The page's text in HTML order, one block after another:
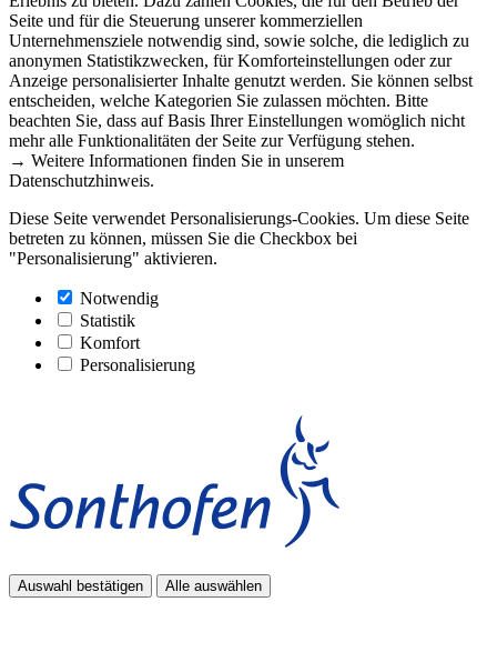
Seite und für die Steuerung unserer kommerziellen
Unternehmensziele notwendig sind, sowie solche, die lediglich zu
anonymen Statistikzwecken, für Komforteinstellungen oder zur
Anzeige personalisierter Inhalte genutzt werden. Sie können selbst
entscheiden, welche Kategorien Sie zulassen möchten. Bitte
beachten Sie, dass auf Basis Ihrer Einstellungen womöglich nicht
mehr alle Funktionalitäten der Seite zur Verfügung stehen.
→ Weitere Informationen finden Sie in unserem
Datenschutzhinweis.
Diese Seite verwendet Personalisierungs-Cookies. Um diese Seite
betreten zu können, müssen Sie die Checkbox bei
"Personalisierung" aktivieren.
Notwendig
Statistik
Komfort
Personalisierung
Auswahl bestätigen Alle auswählen